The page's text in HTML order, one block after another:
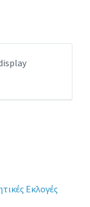
Εκλογές